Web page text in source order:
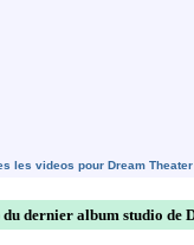
les videos pour Dream Theater
dernier album studio de